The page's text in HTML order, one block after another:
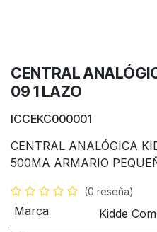
CENTRAL
09 1 LAZO
ICCEKC000001
CENTRAL ANALÓGICA
500MA ARMARIO
(0 reseña)
Marca
Kidde